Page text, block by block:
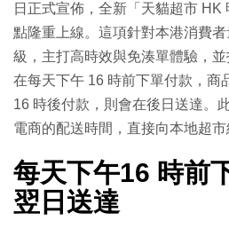
日正式宣佈，全新「天貓超市 HK
點隆重上線。這項針對本港消費
級，主打高時效與免湊單體驗，
在每天下午 16 時前下單付款，商
16 時後付款，則會在後日送達。
電商的配送時間，直接向本地超市
每天下午16 時前
翌日送達